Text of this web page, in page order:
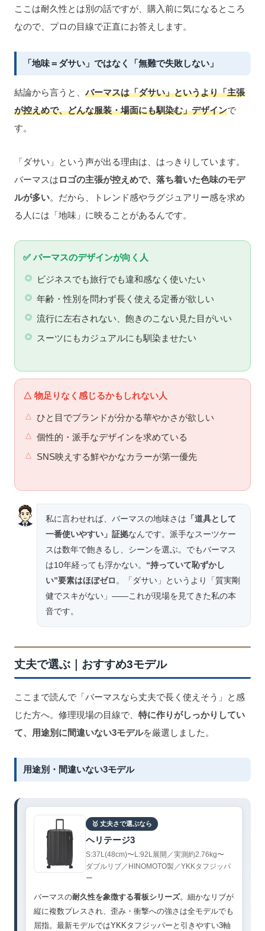
ここは耐久性とは別の話ですが、購入前に気になるところ
なので、プロの目線で正直にお答えします。
「地味＝ダサい」ではなく「無難で失敗しない」
結論から言うと、 バーマスは「ダサい」というより「主張
が控えめで、どんな服装・場面にも馴染む」デザインで
す。
「ダサい」という声が出る理由は、はっきりしています。
バーマスはロゴの主張が控えめで、落ち着いた色味のモデ
ルが多い。だから、トレンド感やラグジュアリー感を求め
る人には「地味」に映ることがあるんです。
✅ バーマスのデザインが向く人
ビジネスでも旅行でも違和感なく使いたい
年齢・性別を問わず長く使える定番が欲しい
流行に左右されない、飽きのこない見た目がいい
スーツにもカジュアルにも馴染ませたい
△ 物足りなく感じるかもしれない人
ひと目でブランドが分かる華やかさが欲しい
個性的・派手なデザインを求めている
SNS映えする鮮やかなカラーが第一優先
私に言わせれば、バーマスの地味さは 「道具として
一番使いやすい」証拠なんです。派手なスーツケー
スは数年で飽きるし、シーンを選ぶ。でもバーマス
は10年経っても浮かない。 “持っていて恥ずかし
い”要素はほぼゼロ 。「ダサい」というより「質実剛
健でスキがない」——これが現場を見てきた私の本
音です。
丈夫で選ぶ｜おすすめ3モデル
ここまで読んで「バーマスなら丈夫で長く使えそう」と感
じた方へ。修理現場の目線で、 特に作りがしっかりしてい
て、用途別に間違いない3モデルを厳選しました。
用途別・間違いない3モデル
🥇 丈夫さで選ぶなら
ヘリテージ3
S:37L(48cm)〜L:92L展開／実測約2.76kg〜
ダブルリブ／HINOMOTO製／YKKタフジッパ
ー
バーマスの耐久性を象徴する看板シリーズ。細かなリブが
縦に複数プレスされ、歪み・衝撃への強さは全モデルでも
屈指。最新モデルではYKKタフジッパーと引きやすい3軸